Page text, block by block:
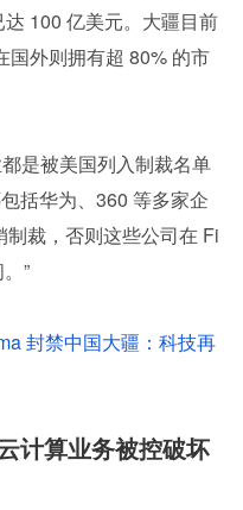
100 亿美元。大疆目前
国外则拥有超 80% 的市
是被美国列入制裁名单
括华为、360 等多家企
制裁，否则这些公司在 Fi
”
封禁中国大疆：科技再
计算业务被控破坏